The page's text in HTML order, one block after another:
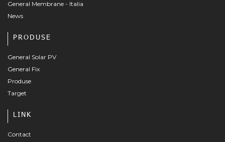
General Membrane - Italia
News
PRODUSE
General Solar PV
General Fix
Produse
Target
LINK
Contact